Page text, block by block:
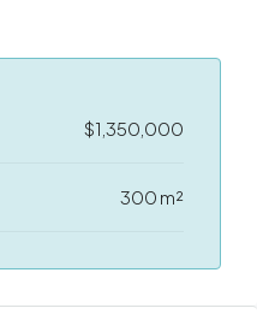
$1,350,000
300 m²